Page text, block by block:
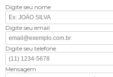
Digite seu nome
Digite seu email
Digite seu telefone
Mensagem